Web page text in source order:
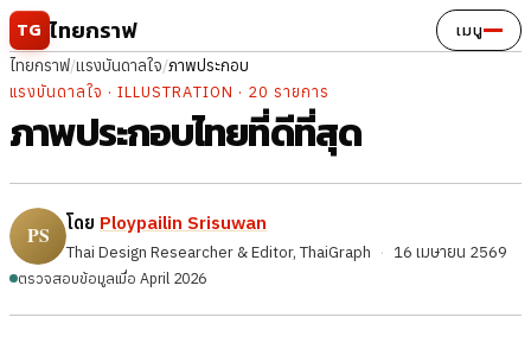
ข้ามไปยังเนื้อหา
TG ไทยกราฟ เมนู
ไทยกราฟ/แรงบันดาลใจ/ภาพประกอบ
แรงบันดาลใจ · ILLUSTRATION · 20 รายการ
ภาพประกอบไทยที่ดีที่สุด
โดย Ploypailin Srisuwan
Thai Design Researcher & Editor, ThaiGraph · 16 เมษายน 2569
ตรวจสอบข้อมูลเมื่อ April 2026